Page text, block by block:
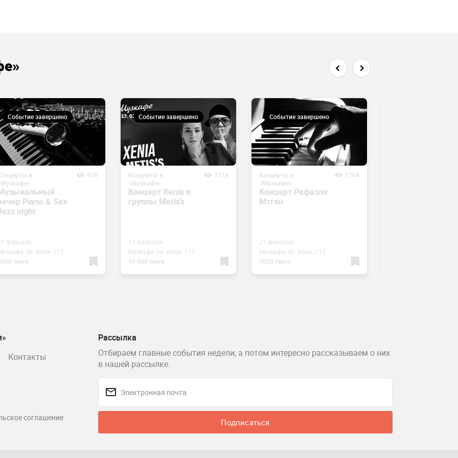
Событие завершено
в
976
Piano & Sax
night
февраля
пр. Абая, 117
тенге
Событие завершено
Концерты в
«Музкафе»
1116
Концерт Xenia и
группы Metis's
17 февраля
Музкафе, пр. Абая, 117
10 000 тенге
Событие завершено
Концерты в
«Музкафе»
1104
Концерт Рафаэля
Мтгян
21 февраля
Музкафе, пр. Абая, 117
1000 тенге
Рассылка
Отбираем главные события недели, а потом интересно рассказываем о них
в нашей рассылке.
Подписаться
Контакты
соглашение